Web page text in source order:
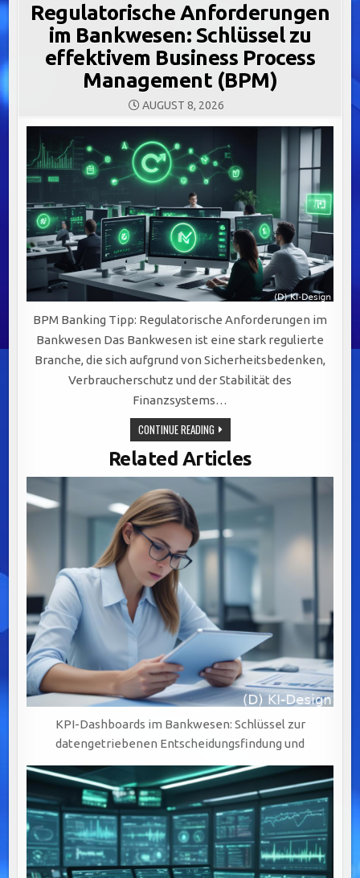
Regulatorische Anforderungen
im Bankwesen: Schlüssel zu
effektivem Business Process
Management (BPM)
AUGUST 8, 2026
BPM Banking Tipp: Regulatorische Anforderungen im
Bankwesen Das Bankwesen ist eine stark regulierte
Branche, die sich aufgrund von Sicherheitsbedenken,
Verbraucherschutz und der Stabilität des
Finanzsystems…
CONTINUE READINGREGULATORISCHE
ANFORDERUNGEN
IM
BANKWESEN:
SCHLÜSSEL
ZU
EFFEKTIVEM
BUSINESS
PROCESS
(BPM)
Related Articles
KPI-Dashboards im Bankwesen: Schlüssel zur
datengetriebenen Entscheidungsfindung und